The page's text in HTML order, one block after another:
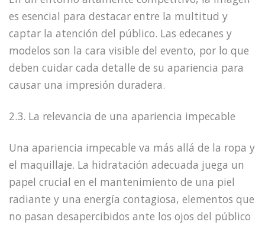
es esencial para destacar entre la multitud y
captar la atención del público. Las edecanes y
modelos son la cara visible del evento, por lo que
deben cuidar cada detalle de su apariencia para
causar una impresión duradera.
2.3. La relevancia de una apariencia impecable
Una apariencia impecable va más allá de la ropa y
el maquillaje. La hidratación adecuada juega un
papel crucial en el mantenimiento de una piel
radiante y una energía contagiosa, elementos que
no pasan desapercibidos ante los ojos del público